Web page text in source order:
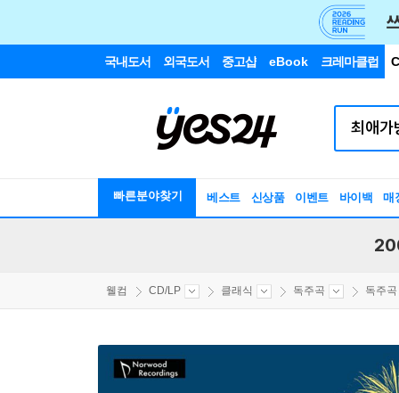
국내도서 외국도서 중고샵 eBook 크레마클럽
빠른분야찾기 베스트 신상품 이벤트 바이백 매
웰컴 CD/LP 클래식 독주곡 독주